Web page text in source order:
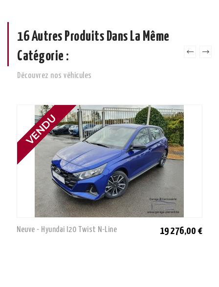
16 Autres Produits Dans La Même
Catégorie :
Découvrez nos véhicules
Neuve - Hyundai I20 Twist N-Line 19 276,00 €